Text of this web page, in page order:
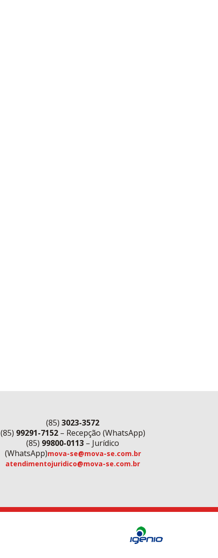
(85) 3023-3572
(85) 99291-7152– Recepção (WhatsApp)
(85) 99800-0113 – Jurídico
(WhatsApp)mova-se@mova-se.com.br
atendimentojuridico@mova-se.com.br